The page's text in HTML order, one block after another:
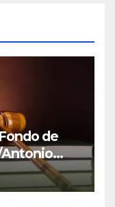
de
Antonio
de